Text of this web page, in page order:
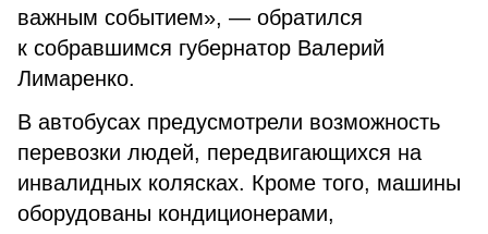
важным событием», — обратился
к собравшимся губернатор Валерий
Лимаренко.
В автобусах предусмотрели возможность
перевозки людей, передвигающихся на
инвалидных колясках. Кроме того, машины
оборудованы кондиционерами,